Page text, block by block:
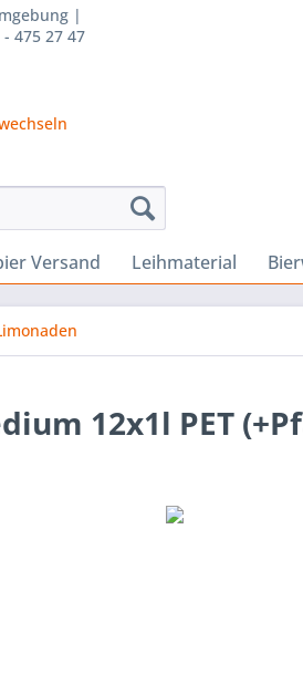
|
475 27 47
Versand Leihmaterial
12x1l PET